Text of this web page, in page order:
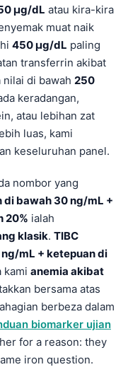
µg/dL atau kira-kira
muat naik
450 µg/dL paling
transferrin akibat
nilai di bawah 250
keradangan,
atau lebihan zat
luas, kami
keseluruhan panel.
nombor yang
bawah 30 ng/mL +
20% ialah
klasik. TIBC
mL + ketepuan di
kami anemia akibat
bersama atas
berbeza dalam
biomarker ujian
for a reason: they
iron question.